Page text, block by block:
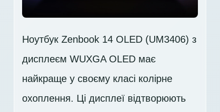
Ноутбук Zenbook 14 OLED (UM3406) з
дисплеєм WUXGA OLED має
найкраще у своєму класі колірне
охоплення. Ці дисплеї відтворюють